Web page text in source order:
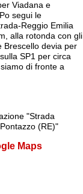
Viadana e
segui le
Reggio Emilia
alla rotonda con gli
Brescello devia per
SP1 per circa
di fronte a
"Strada
(RE)"
Maps